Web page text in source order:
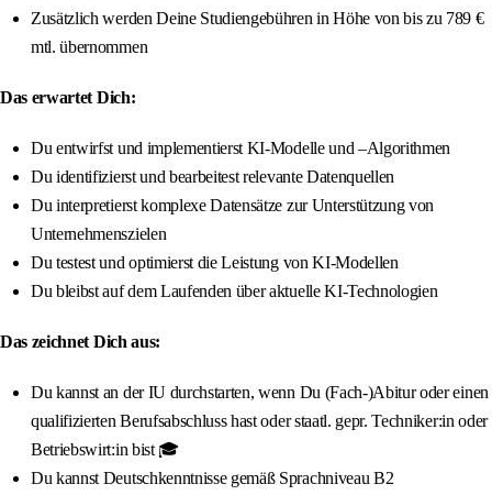
Zusätzlich werden Deine Studiengebühren in Höhe von bis zu 789 €
mtl. übernommen
Das erwartet Dich:
Du entwirfst und implementierst KI-Modelle und –Algorithmen
Du identifizierst und bearbeitest relevante Datenquellen
Du interpretierst komplexe Datensätze zur Unterstützung von
Unternehmenszielen
Du testest und optimierst die Leistung von KI-Modellen
Du bleibst auf dem Laufenden über aktuelle KI-Technologien
Das zeichnet Dich aus:
Du kannst an der IU durchstarten, wenn Du (Fach-)Abitur oder einen
qualifizierten Berufsabschluss hast oder staatl. gepr. Techniker:in oder
Betriebswirt:in bist 🎓
Du kannst Deutschkenntnisse gemäß Sprachniveau B2